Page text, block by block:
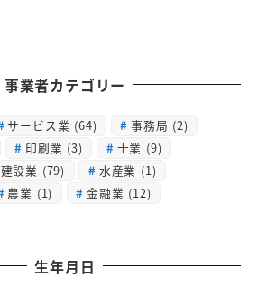
事業者カテゴリー
サービス業 (64) 事務局 (2)
印刷業 (3) 士業 (9)
建設業 (79) 水産業 (1)
農業 (1) 金融業 (12)
生年月日